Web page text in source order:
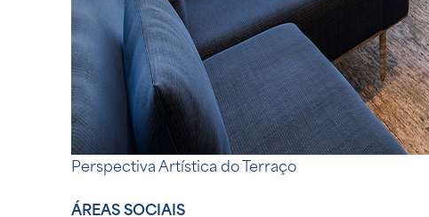
Perspectiva Artística do Terraço
ÁREAS SOCIAIS